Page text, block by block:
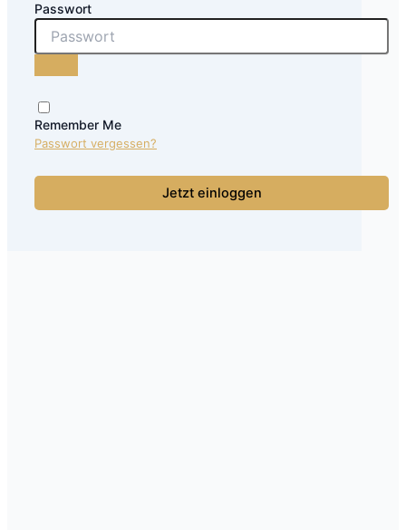
Passwort
Remember Me
Passwort vergessen?
Jetzt einloggen